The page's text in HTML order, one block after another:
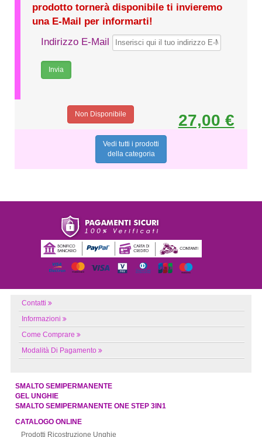
prodotto tornerà disponibile ti invieremo
una E-Mail per informarti!
Indirizzo E-Mail
27,00 €
Non Disponibile
Vedi tutti i prodotti
della categoria
Contatti
Informazioni
Come Comprare
Modalità Di Pagamento
SMALTO SEMIPERMANENTE
GEL UNGHIE
SMALTO SEMIPERMANENTE ONE STEP 3IN1
CATALOGO ONLINE
Prodotti Ricostruzione Unghie